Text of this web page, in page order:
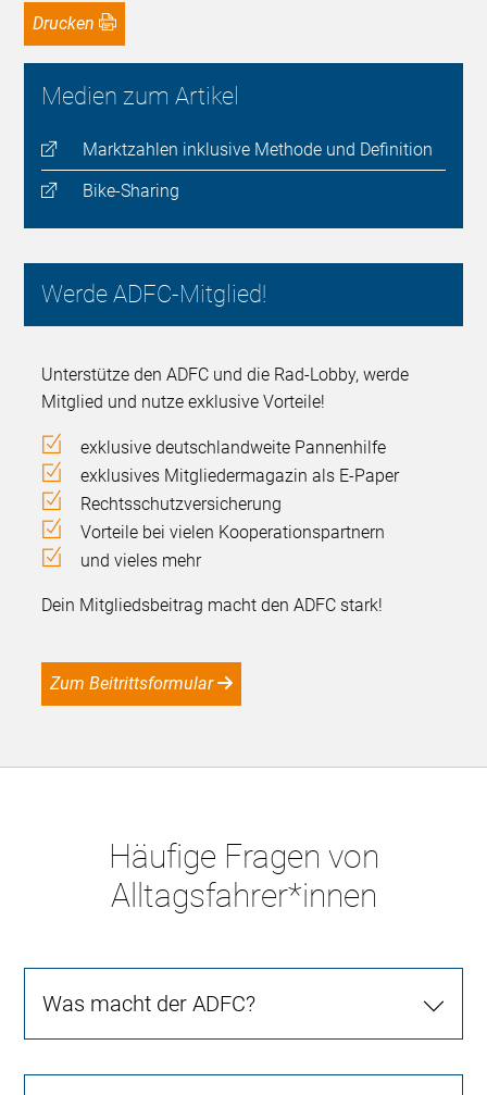
Drucken
Medien zum Artikel
Marktzahlen inklusive Methode und Definition
Bike-Sharing
Werde ADFC-Mitglied!
Unterstütze den ADFC und die Rad-Lobby, werde
Mitglied und nutze exklusive Vorteile!
exklusive deutschlandweite Pannenhilfe
exklusives Mitgliedermagazin als E-Paper
Rechtsschutzversicherung
Vorteile bei vielen Kooperationspartnern
und vieles mehr
Dein Mitgliedsbeitrag macht den ADFC stark!
Zum Beitrittsformular
Häufige Fragen von
Alltagsfahrer*innen
Was macht der ADFC?